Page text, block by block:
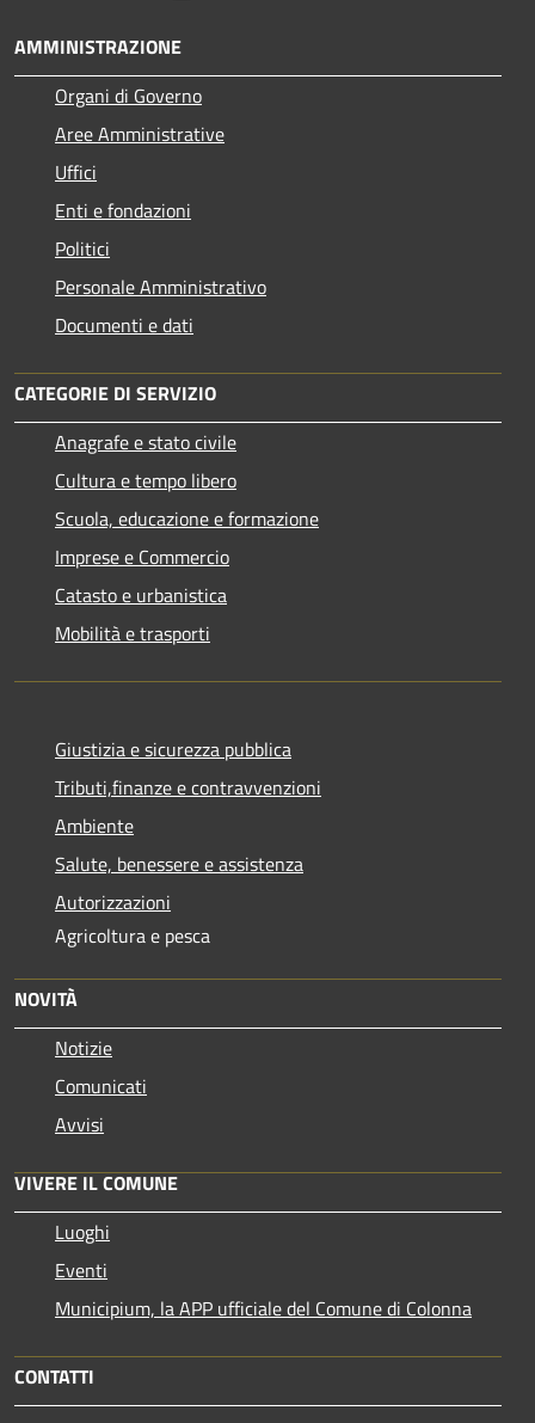
AMMINISTRAZIONE
Organi di Governo
Aree Amministrative
Uffici
Enti e fondazioni
Politici
Personale Amministrativo
Documenti e dati
CATEGORIE DI SERVIZIO
Anagrafe e stato civile
Cultura e tempo libero
Scuola, educazione e formazione
Imprese e Commercio
Catasto e urbanistica
Mobilità e trasporti
Giustizia e sicurezza pubblica
Tributi,finanze e contravvenzioni
Ambiente
Salute, benessere e assistenza
Autorizzazioni
Agricoltura e pesca
NOVITÀ
Notizie
Comunicati
Avvisi
VIVERE IL COMUNE
Luoghi
Eventi
Municipium, la APP ufficiale del Comune di Colonna
CONTATTI